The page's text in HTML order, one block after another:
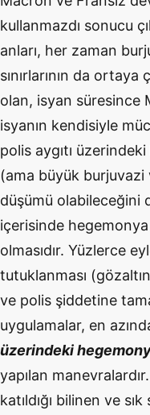
kullanmazdı sonucu
anları, her zaman
sınırlarının da ortaya
olan, isyan süresince
isyanın kendisiyle
polis aygıtı
(ama büyük
düşümü olabileceğini
içerisinde
olmasıdır. Yüzlerce
tutuklanması
ve polis şiddetine
uygulamalar, en
üzerindeki
yapılan
katıldığı bilinen ve